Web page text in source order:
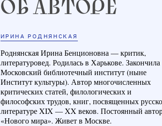
ОБ АВТОРЕ
ИРИНА РОДНЯНСКАЯ
Роднянская Ирина Бенционовна — критик,
литературовед. Родилась в Харькове. Закончила
Московский библиотечный институт (ныне
Институт культуры). Автор многочисленных
критических статей, филологических и
философских трудов, книг, посвященных
литературе XIX — XX веков. Постоянный
«Нового мира». Живет в Москве.